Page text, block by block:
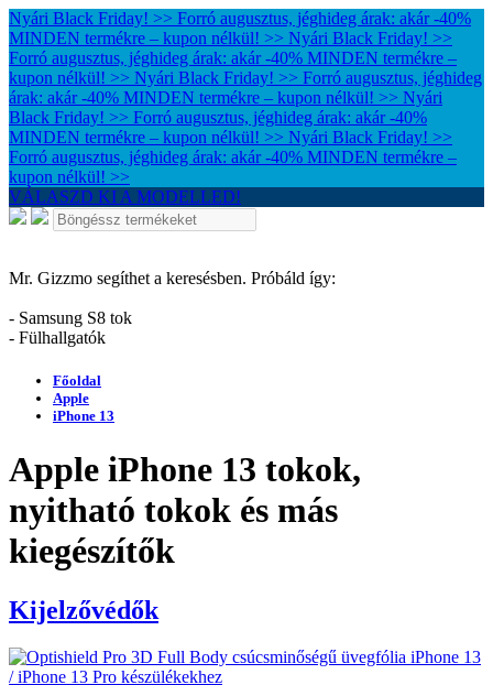
Nyári Black Friday! >> Forró augusztus, jéghideg árak: akár -40%
MINDEN termékre – kupon nélkül! >> Nyári Black Friday! >>
Forró augusztus, jéghideg árak: akár -40% MINDEN termékre –
kupon nélkül! >> Nyári Black Friday! >> Forró augusztus, jéghideg
árak: akár -40% MINDEN termékre – kupon nélkül! >> Nyári
Black Friday! >> Forró augusztus, jéghideg árak: akár -40%
MINDEN termékre – kupon nélkül! >> Nyári Black Friday! >>
Forró augusztus, jéghideg árak: akár -40% MINDEN termékre –
kupon nélkül! >>
VÁLASZD KI A MODELLED!
Mr. Gizzmo segíthet a keresésben. Próbáld így:
- Samsung S8 tok
- Fülhallgatók
Főoldal
Apple
iPhone 13
Apple iPhone 13 tokok,
nyitható tokok és más
kiegészítők
Kijelzővédők